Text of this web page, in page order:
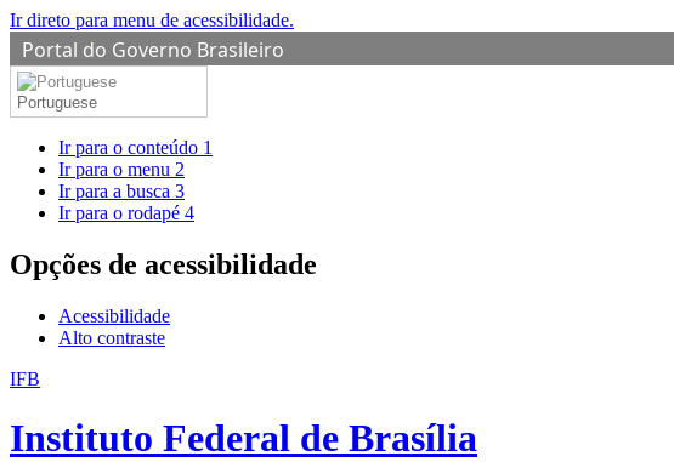
Ir direto para menu de acessibilidade.
Portal do Governo Brasileiro
Portuguese
Ir para o conteúdo 1
Ir para o menu 2
Ir para a busca 3
Ir para o rodapé 4
Opções de acessibilidade
Acessibilidade
Alto contraste
IFB
Instituto Federal de Brasília